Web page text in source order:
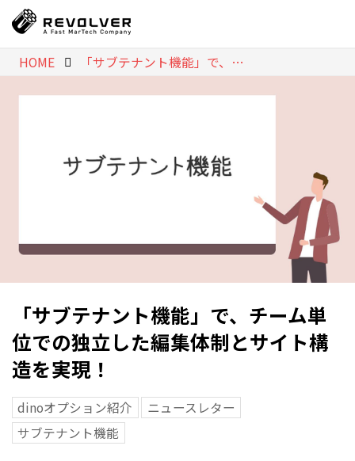
HOME 「サブテナント機能」で、チーム単位での独立した編集体制とサイト構造を実現！
「サブテナント機能」で、チーム単
位での独立した編集体制とサイト構
造を実現！
dinoオプション紹介
ニュースレター
サブテナント機能